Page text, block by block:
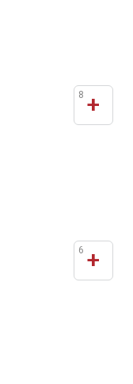
+
8
+
6